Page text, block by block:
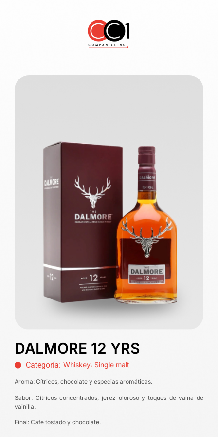
DALMORE 12 YRS
Categoría: Whiskey, Single malt
Aroma: Cítricos, chocolate y especias aromáticas.
Sabor: Cítricos concentrados, jerez oloroso y toques de vaina de
vainilla.
Final: Cafe tostado y chocolate.